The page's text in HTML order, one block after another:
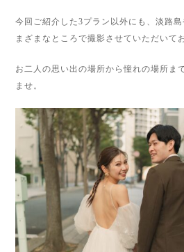
今回ご紹介した3プラン以外にも、淡路
まざまなところで撮影させていただいて
お二人の思い出の場所から憧れの場所ま
ませ。